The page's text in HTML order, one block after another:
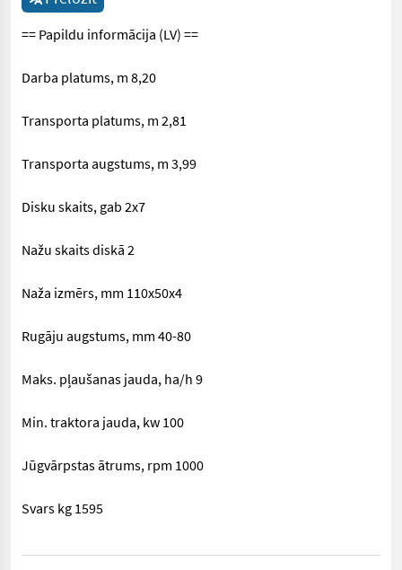
== Papildu informācija (LV) ==
Darba platums, m 8,20
Transporta platums, m 2,81
Transporta augstums, m 3,99
Disku skaits, gab 2x7
Nažu skaits diskā 2
Naža izmērs, mm 110x50x4
Rugāju augstums, mm 40-80
Maks. pļaušanas jauda, ha/h 9
Min. traktora jauda, kw 100
Jūgvārpstas ātrums, rpm 1000
Svars kg 1595
== Papildu informācija (LV) == Darba platums, m 8,20